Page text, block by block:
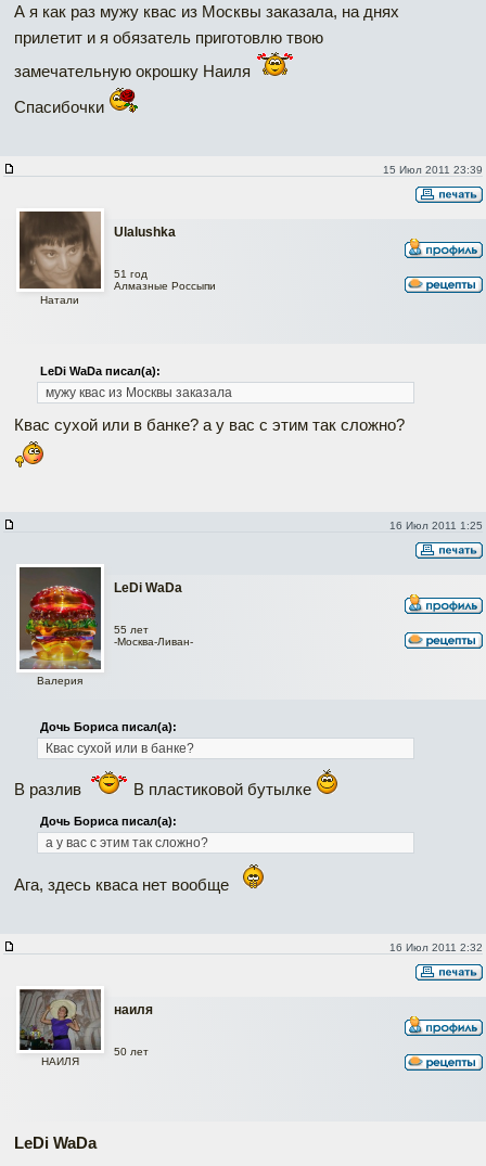
А я как раз мужу квас из Москвы заказала, на днях
прилетит и я обязатель приготовлю твою
замечательную окрошку Наиля
Спасибочки
15 Июл 2011 23:39
Ulalushka
Натали
51 год
Алмазные Россыпи
LeDi WaDa писал(а):
мужу квас из Москвы заказала
Квас сухой или в банке? а у вас с этим так сложно?
16 Июл 2011 1:25
LeDi WaDa
Валерия
55 лет
-Москва-Ливан-
Дочь Бориса писал(а):
Квас сухой или в банке?
В разлив В пластиковой бутылке
Дочь Бориса писал(а):
а у вас с этим так сложно?
Ага, здесь кваса нет вообще
16 Июл 2011 2:32
наиля
НАИЛЯ
50 лет
LeDi WaDa